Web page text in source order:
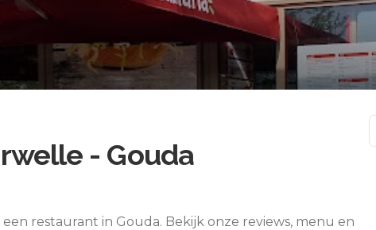
- Gouda
restaurant in Gouda. Bekijk onze reviews, menu en